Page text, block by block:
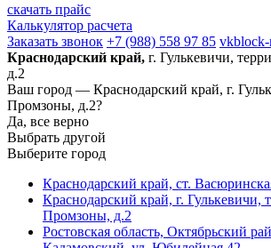
скачать прайс
Калькулятор расчета
Заказать звонок +7 (988) 558 97 85
Краснодарский край, г. Гулькевичи,
д.2
Ваш город — Краснодарский край, г.
Промзоны, д.2?
Да, все верно
Выбрать другой
Выберите город
Краснодарский край, ст.
Краснодарский край, г. Гулькевичи,
Промзоны, д.2
Ростовская область, Октябрьский